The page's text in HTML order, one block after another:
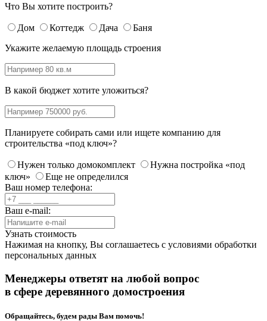
Что Вы хотите построить?
Дом Коттедж Дача
Баня
Укажите желаемую площадь строения
В какой бюджет хотите уложиться?
Планируете собирать сами или ищете компанию для
строительства «под ключ»?
Нужен только домокомплект
Нужна постройка «под
ключ»
Еще не определился
Ваш номер телефона:
Ваш e-mail:
Узнать стоимость
Нажимая на кнопку, Вы соглашаетесь с условиями обработки
персональных данных
Менеджеры ответят на любой вопрос
в сфере деревянного домостроения
Обращайтесь, будем рады Вам помочь!